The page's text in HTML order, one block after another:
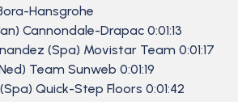
Hansgrohe
Cannondale-Drapac 0:01:13
(Spa) Movistar Team 0:01:17
Team Sunweb 0:01:19
Quick-Step Floors 0:01:42